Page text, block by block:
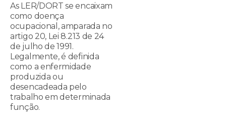
As LER/DORT se encaixam
como doença
ocupacional, amparada no
artigo 20, Lei 8.213 de 24
de julho de 1991.
Legalmente, é definida
como a enfermidade
produzida ou
desencadeada pelo
trabalho em determinada
função.